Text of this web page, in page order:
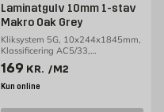
Laminatgulv 10mm 1-stav
Makro Oak Grey
Kliksystem 5G, 10x244x1845mm,
Klassificering AC5/33,
1,80m2/pakke
Pris 169 kr. /m2
169 KR. /M2
Kun online